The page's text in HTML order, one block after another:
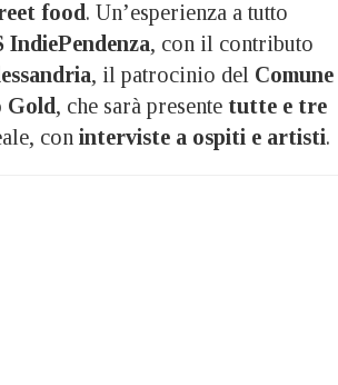
food. Un’esperienza a tutto
IndiePendenza, con il contributo
, il patrocinio del Comune
Gold, che sarà presente tutte e tre
con interviste a ospiti e artisti.